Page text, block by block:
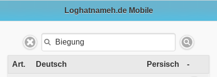
Loghatnameh.de Mobile
Art. Deutsch Persisch -